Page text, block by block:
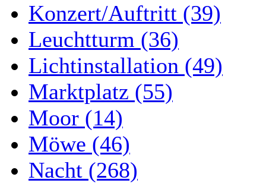
Konzert/Auftritt (39)
Leuchtturm (36)
Lichtinstallation (49)
Marktplatz (55)
Moor (14)
Möwe (46)
Nacht (268)